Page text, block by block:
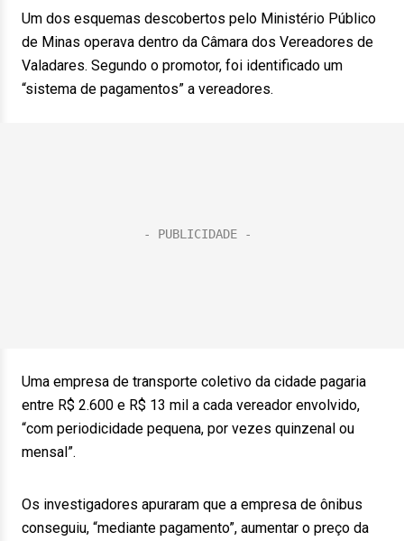
Um dos esquemas descobertos pelo Ministério Público
de Minas operava dentro da Câmara dos Vereadores de
Valadares. Segundo o promotor, foi identificado um
“sistema de pagamentos” a vereadores.
Uma empresa de transporte coletivo da cidade pagaria
entre R$ 2.600 e R$ 13 mil a cada vereador envolvido,
“com periodicidade pequena, por vezes quinzenal ou
mensal”.
Os investigadores apuraram que a empresa de ônibus
conseguiu, “mediante pagamento”, aumentar o preço da